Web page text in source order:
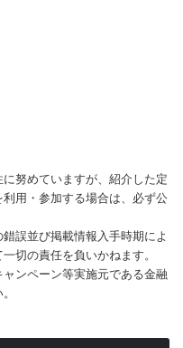
に努めていますが、紹介した定
用・参加する場合は、必ず公
誤並び掲載情報入手時期によ
切の責任を負いかねます。
ンペーン等実施元である金融